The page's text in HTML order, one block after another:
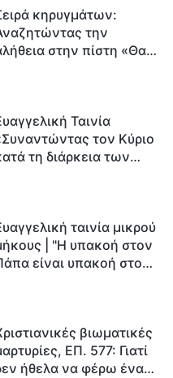
κηρυγμάτων:
την
στην πίστη «Θα
Ταινία
τον Κύριο
τη διάρκεια των
Οι
χτυπούν.
η αντίστροφη
ταινία μικρού
| "Η υπακοή στον
είναι υπακοή στον
βιωματικές
ΕΠ. 577: Γιατί
ήθελα να φέρω ένα